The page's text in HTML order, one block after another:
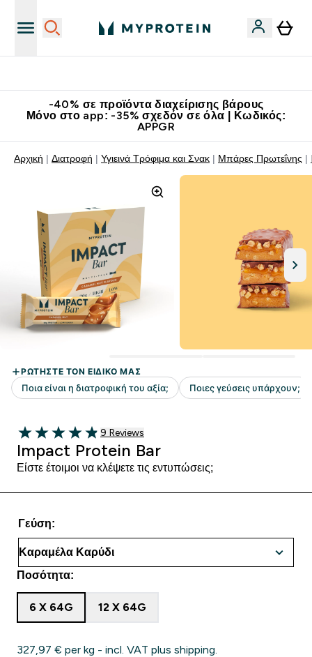
-40% σε προϊόντα διαχείρισης βάρους
Μόνο στο app: -35% σχεδόν σε όλα | Κωδικός:
APPGR
Αρχική Διατροφή Υγιεινά Τρόφιμα και Σνακ Μπάρες Πρωτεΐνης
4.89 out of 5 stars
9 customer reviews
9 Reviews
Impact Protein Bar
Είστε έτοιμοι να κλέψετε τις εντυπώσεις;
Γεύση:
Ποσότητα:
6 X 64G 12 X 64G
327,97 €‎ per kg - incl. VAT plus shipping.